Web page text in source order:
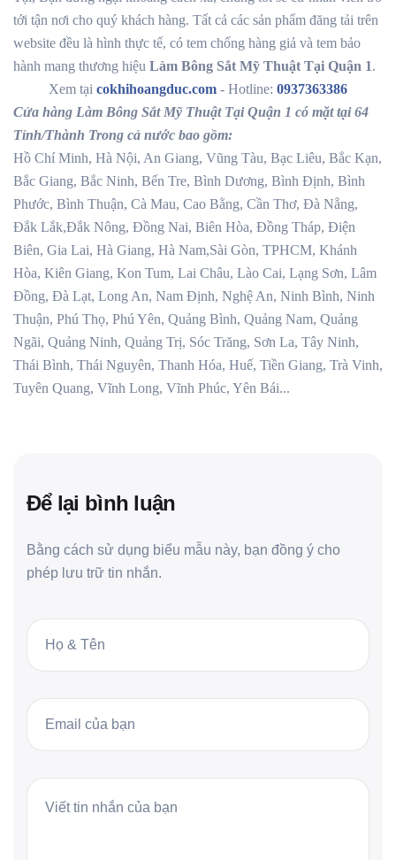
tới tận nơi cho quý khách hàng. Tất cả các sản phẩm đăng tải trên
website đều là hình thực tế, có tem chống hàng giả và tem bảo
hành mang thương hiệu Làm Bông Sắt Mỹ Thuật Tại Quận 1.
Xem tại cokhihoangduc.com - Hotline: 0937363386
Cửa hàng Làm Bông Sắt Mỹ Thuật Tại Quận 1 có mặt tại 64
Tỉnh/Thành Trong cả nước bao gồm:
Hồ Chí Minh, Hà Nội, An Giang, Vũng Tàu, Bạc Liêu, Bắc Kạn,
Bắc Giang, Bắc Ninh, Bến Tre, Bình Dương, Bình Định, Bình
Phước, Bình Thuận, Cà Mau, Cao Bằng, Cần Thơ, Đà Nẵng,
Đắk Lắk,Đắk Nông, Đồng Nai, Biên Hòa, Đồng Tháp, Điện
Biên, Gia Lai, Hà Giang, Hà Nam,Sài Gòn, TPHCM, Khánh
Hòa, Kiên Giang, Kon Tum, Lai Châu, Lào Cai, Lạng Sơn, Lâm
Đồng, Đà Lạt, Long An, Nam Định, Nghệ An, Ninh Bình, Ninh
Thuận, Phú Thọ, Phú Yên, Quảng Bình, Quảng Nam, Quảng
Ngãi, Quảng Ninh, Quảng Trị, Sóc Trăng, Sơn La, Tây Ninh,
Thái Bình, Thái Nguyên, Thanh Hóa, Huế, Tiền Giang, Trà Vinh,
Tuyên Quang, Vĩnh Long, Vĩnh Phúc, Yên Bái...
Để lại bình luận
Bằng cách sử dụng biểu mẫu này, bạn đồng ý cho
phép lưu trữ tin nhắn.